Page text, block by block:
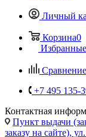
Сравнение
+7 495 135-
Пункт выдачи
заказу на сайте),
Вконтакте
Telegram